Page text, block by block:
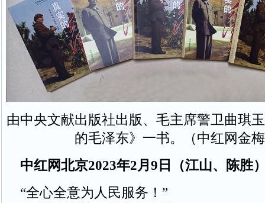
由中央文献出版社出版、毛主席警卫曲琪
的毛泽东》一书。（中红网金
中红网北京2023年2月9日（江山、陈胜
“全心全意为人民服务！”